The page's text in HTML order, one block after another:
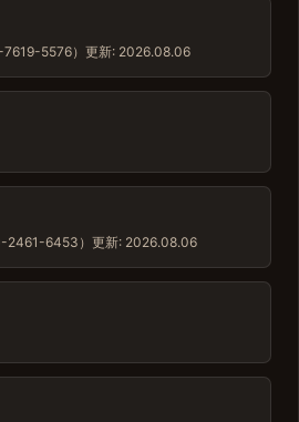
5576） 更新: 2026.08.06
6453） 更新: 2026.08.06